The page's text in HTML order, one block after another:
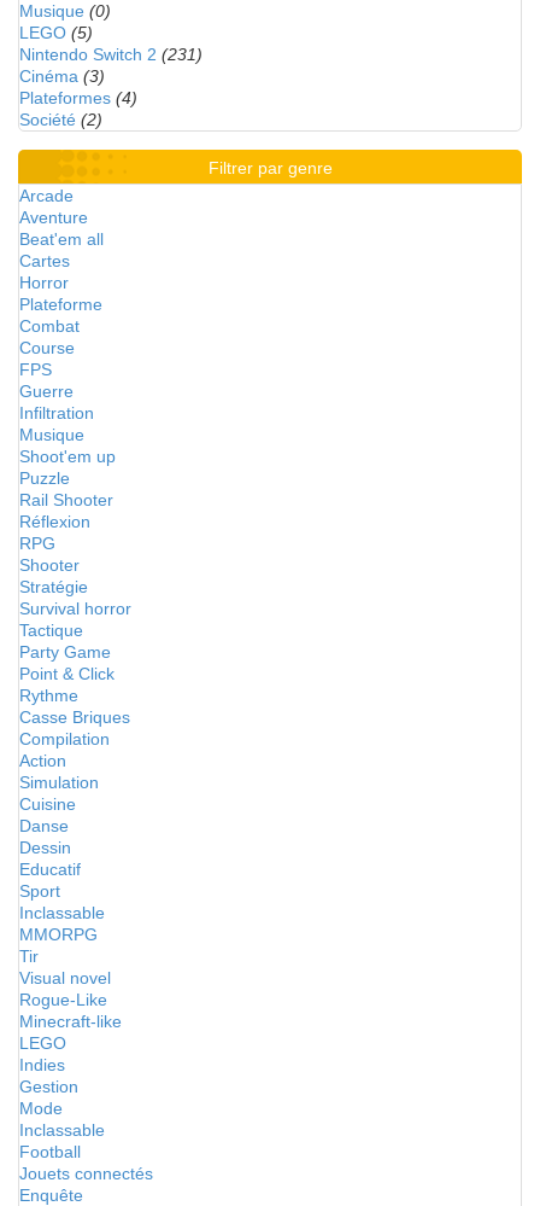
Musique (0)
LEGO (5)
Nintendo Switch 2 (231)
Cinéma (3)
Plateformes (4)
Société (2)
Filtrer par genre
Arcade
Aventure
Beat'em all
Cartes
Horror
Plateforme
Combat
Course
FPS
Guerre
Infiltration
Musique
Shoot'em up
Puzzle
Rail Shooter
Réflexion
RPG
Shooter
Stratégie
Survival horror
Tactique
Party Game
Point & Click
Rythme
Casse Briques
Compilation
Action
Simulation
Cuisine
Danse
Dessin
Educatif
Sport
Inclassable
MMORPG
Tir
Visual novel
Rogue-Like
Minecraft-like
LEGO
Indies
Gestion
Mode
Inclassable
Football
Jouets connectés
Enquête